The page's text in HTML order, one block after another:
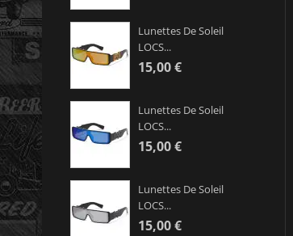
Lunettes De Soleil
LOCS...
15,00 €
Lunettes De Soleil
LOCS...
15,00 €
Lunettes De Soleil
LOCS...
15,00 €